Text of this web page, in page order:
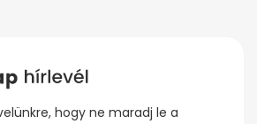
hogy ne maradj le a